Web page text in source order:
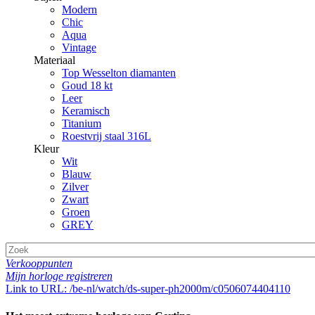
Modern
Chic
Aqua
Vintage
Materiaal
Top Wesselton diamanten
Goud 18 kt
Leer
Keramisch
Titanium
Roestvrij staal 316L
Kleur
Wit
Blauw
Zilver
Zwart
Groen
GREY
Verkooppunten
Mijn horloge registreren
Link to URL: /be-nl/watch/ds-super-ph2000m/c0506074404110